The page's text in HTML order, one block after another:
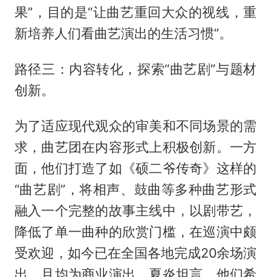
果”，目的是“让曲艺重回大众的视线，重
新培养人们看曲艺演出的生活习惯”。
路径三：内容转化，探索“曲艺剧”与题材
创新。‌
为了适应现代观众的审美和不同场景的需
求，曲艺团在内容形式上积极创新。一方
面，他们打造了如《硕二爷传奇》这样的
“曲艺剧”，将相声、鼓曲等多种曲艺形式
融入一个完整的故事主线中，以剧带艺，
降低了单一曲种的欣赏门槛，在巡演中颇
受欢迎，如今已在全国各地完成20余场演